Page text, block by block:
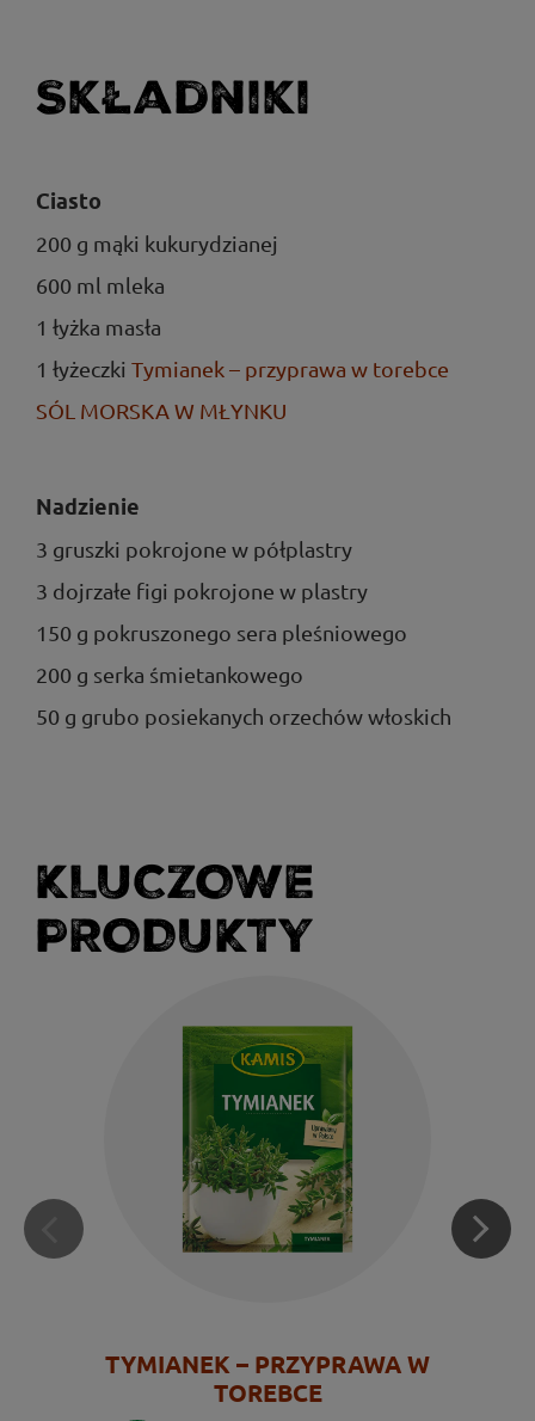
Składniki
Ciasto
200 g mąki kukurydzianej
600 ml mleka
1 łyżka masła
1 łyżeczki Tymianek – przyprawa w torebce
SÓL MORSKA W MŁYNKU
Nadzienie
3 gruszki pokrojone w półplastry
3 dojrzałe figi pokrojone w plastry
150 g pokruszonego sera pleśniowego
200 g serka śmietankowego
50 g grubo posiekanych orzechów włoskich
KLUCZOWE
PRODUKTY
TYMIANEK – PRZYPRAWA W
TOREBCE